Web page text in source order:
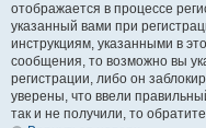
отображается в процессе
указанный вами при
инструкциям, указанными в
сообщения, то возможно вы
регистрации, либо он
уверены, что ввели
так и не получили, то